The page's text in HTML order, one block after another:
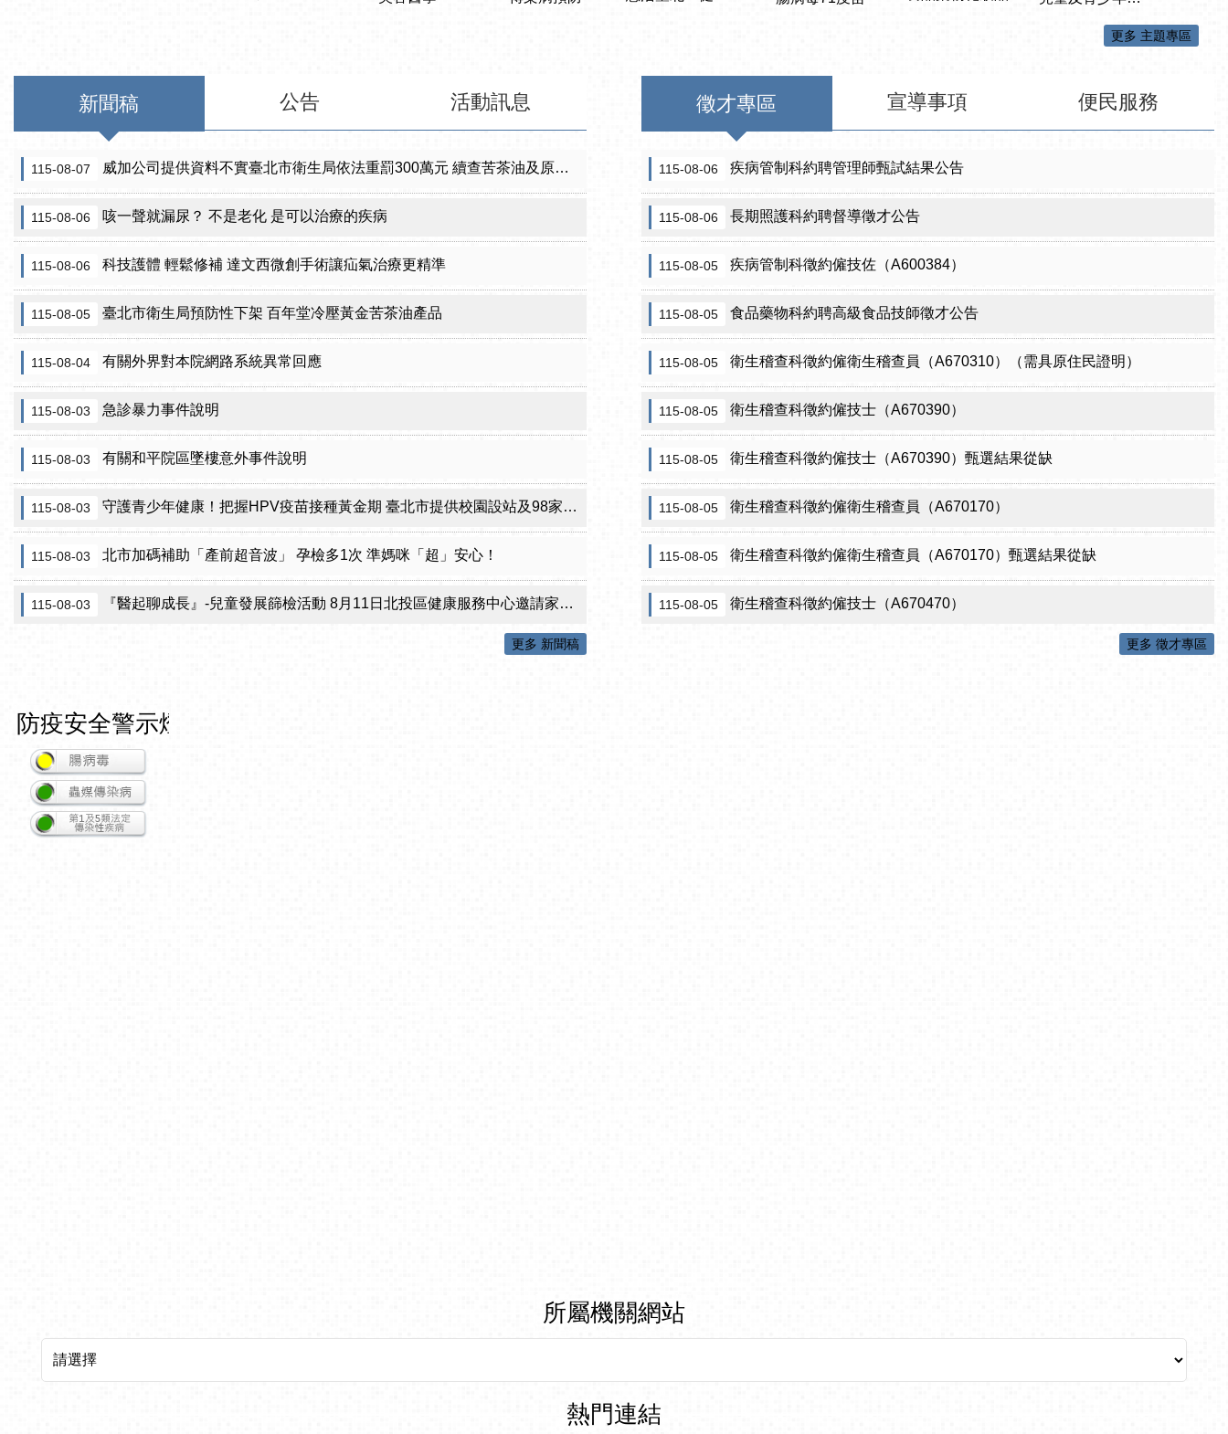
更多 主題專區
新聞稿 公告 活動訊息
115-08-07 威加公司提供資料不實臺北市衛生局依法重罰300萬元 續查苦茶油及原料下游
115-08-06 咳一聲就漏尿？ 不是老化 是可以治療的疾病
115-08-06 科技護體 輕鬆修補 達文西微創手術讓疝氣治療更精準
115-08-05 臺北市衛生局預防性下架 百年堂冷壓黃金苦茶油產品
115-08-04 有關外界對本院網路系統異常回應
115-08-03 急診暴力事件說明
115-08-03 有關和平院區墜樓意外事件說明
115-08-03 守護青少年健康！把握HPV疫苗接種黃金期 臺北市提供校園設站及98家合約院所接種服務
115-08-03 北市加碼補助「產前超音波」 孕檢多1次 準媽咪「超」安心！
115-08-03 『醫起聊成長』-兒童發展篩檢活動 8月11日北投區健康服務中心邀請家長做孩子最神氣的守護者！
更多 新聞稿
徵才專區 宣導事項 便民服務
115-08-06 疾病管制科約聘管理師甄試結果公告
115-08-06 長期照護科約聘督導徵才公告
115-08-05 疾病管制科徵約僱技佐（A600384）
115-08-05 食品藥物科約聘高級食品技師徵才公告
115-08-05 衛生稽查科徵約僱衛生稽查員（A670310）（需具原住民證明）
115-08-05 衛生稽查科徵約僱技士（A670390）
115-08-05 衛生稽查科徵約僱技士（A670390）甄選結果從缺
115-08-05 衛生稽查科徵約僱衛生稽查員（A670170）
115-08-05 衛生稽查科徵約僱衛生稽查員（A670170）甄選結果從缺
115-08-05 衛生稽查科徵約僱技士（A670470）
更多 徵才專區
防疫安全警示燈號
所屬機關網站
熱門連結